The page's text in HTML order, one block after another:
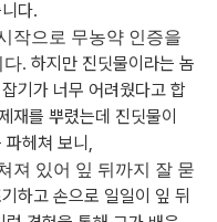
다.
작으로 무농약 인증을
. 하지만 진딧물이라는 놈
기가 너무 어려웠다고 합
재를 뿌렸는데 진딧물이
파헤쳐 보니,
져 있어 잎 뒤까지 잘 묻
하고 손으로 일일이 잎 뒤